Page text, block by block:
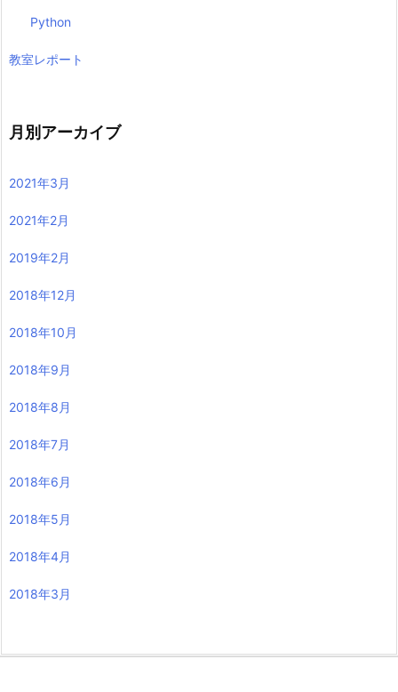
Python
教室レポート
月別アーカイブ
2021年3月
2021年2月
2019年2月
2018年12月
2018年10月
2018年9月
2018年8月
2018年7月
2018年6月
2018年5月
2018年4月
2018年3月